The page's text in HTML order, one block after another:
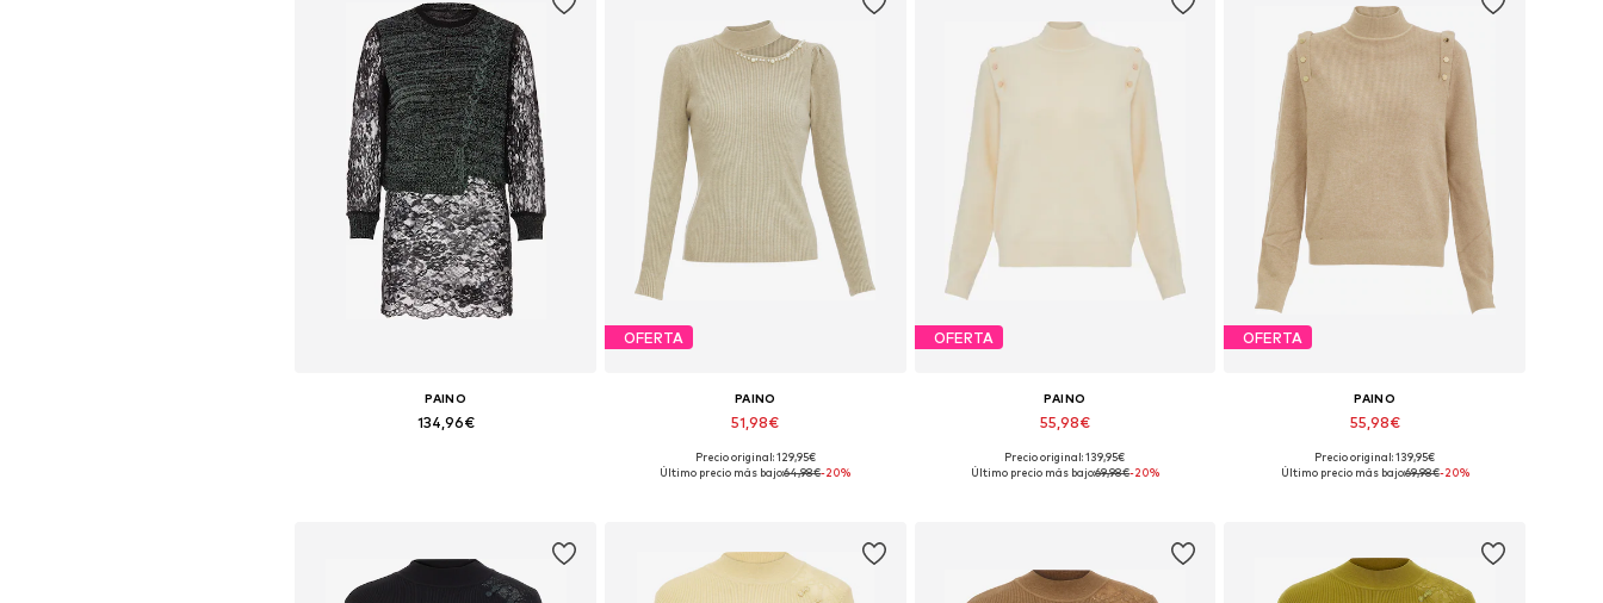
PAINO
134,96€
OFERTA
PAINO
51,98€
Tallas disponibles: M
Precio original: 129,95€
Último precio más bajo:64,98€-20%
OFERTA
PAINO
55,98€
Tallas disponibles: M
Precio original: 139,95€
Último precio más bajo:69,98€-20%
OFERTA
PAINO
55,98€
Tallas disponibles: M
Precio original: 139,95€
Último precio más bajo:69,98€-20%